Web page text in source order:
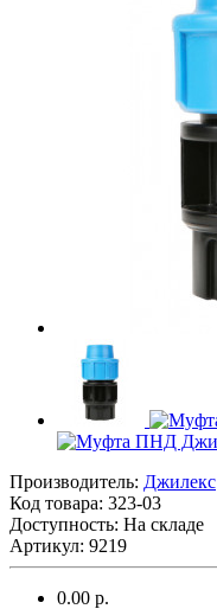
Производитель: Джилекс
Код товара: 323-03
Доступность: На складе
Артикул: 9219
0.00 р.